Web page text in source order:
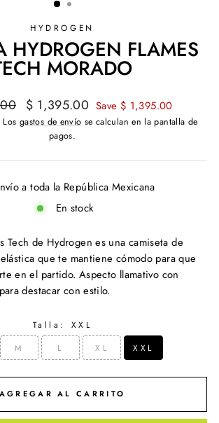
HYDROGEN
HYDROGEN FLAMES
MORADO
Precio
de
oferta
$ 1,395.00 Save $ 1,395.00
gastos de envío se calculan en la pantalla de
pagos.
a toda la República Mexicana
En stock
Tech de Hydrogen es una camiseta de
que te mantiene cómodo para que
en el partido. Aspecto llamativo con
destacar con estilo.
Talla:
XXL
M L XL XXL
AGREGAR AL CARRITO